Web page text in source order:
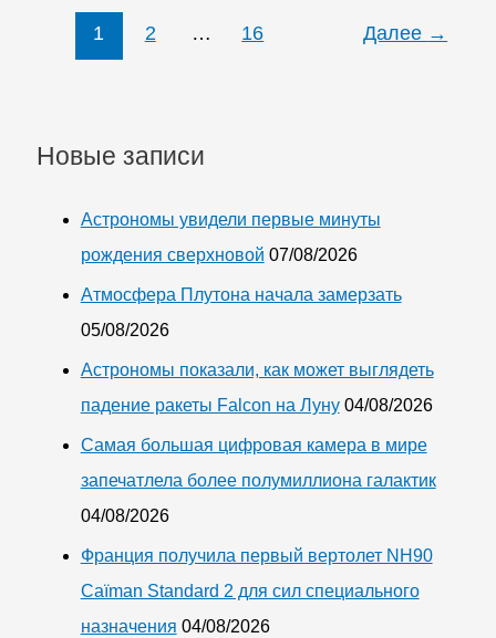
прошел
NASA
1 2 … 16 Далее →
Новые записи
Астрономы увидели первые минуты
рождения сверхновой 07/08/2026
Атмосфера Плутона начала замерзать
05/08/2026
Астрономы показали, как может выглядеть
падение ракеты Falcon на Луну 04/08/2026
Самая большая цифровая камера в мире
запечатлела более полумиллиона галактик
04/08/2026
Франция получила первый вертолет NH90
Caïman Standard 2 для сил специального
назначения 04/08/2026